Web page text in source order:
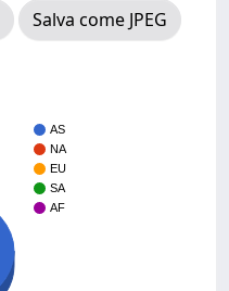
Salva come JPEG
AS
NA
EU
SA
AF